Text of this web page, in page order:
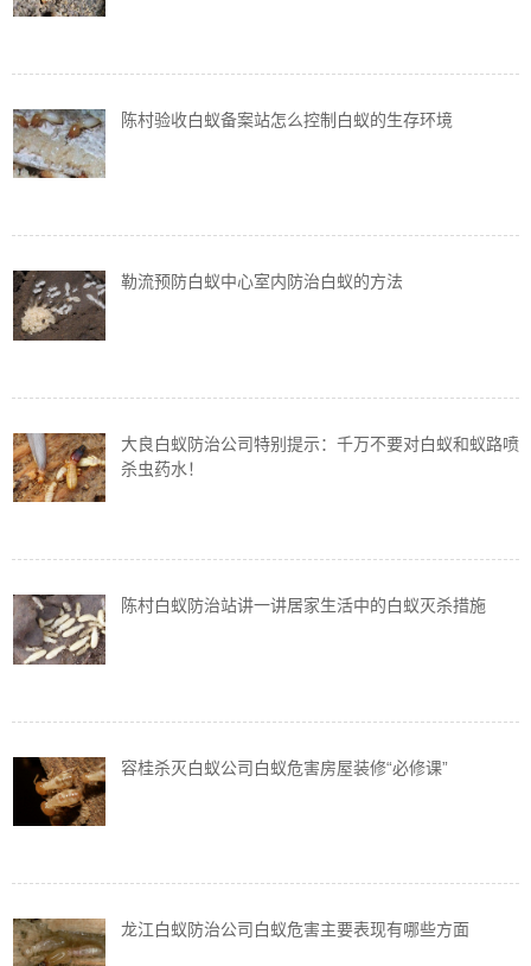
陈村验收白蚁备案站怎么控制白蚁的生存环境
勒流预防白蚁中心室内防治白蚁的方法
大良白蚁防治公司特别提示：千万不要对白蚁和蚁路喷
杀虫药水！
陈村白蚁防治站讲一讲居家生活中的白蚁灭杀措施
容桂杀灭白蚁公司白蚁危害房屋装修“必修课”
龙江白蚁防治公司白蚁危害主要表现有哪些方面